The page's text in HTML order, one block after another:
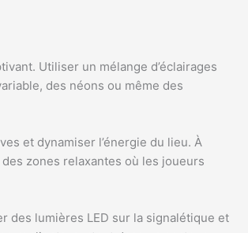
Utiliser un mélange d’éclairages
des néons ou même des
et dynamiser l’énergie du lieu. À
zones relaxantes où les joueurs
des lumières LED sur la signalétique et